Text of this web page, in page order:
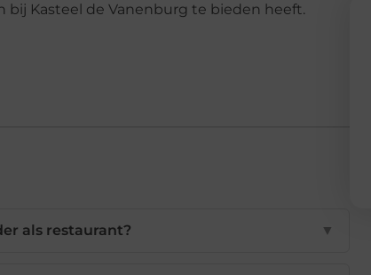
bij Kasteel de Vanenburg te bieden heeft.
als restaurant? ▼